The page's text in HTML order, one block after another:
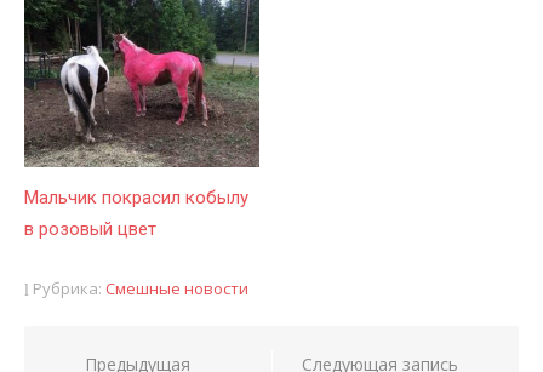
Мальчик покрасил кобылу
в розовый цвет
Рубрика: Смешные новости
Предыдущая
Следующая запись